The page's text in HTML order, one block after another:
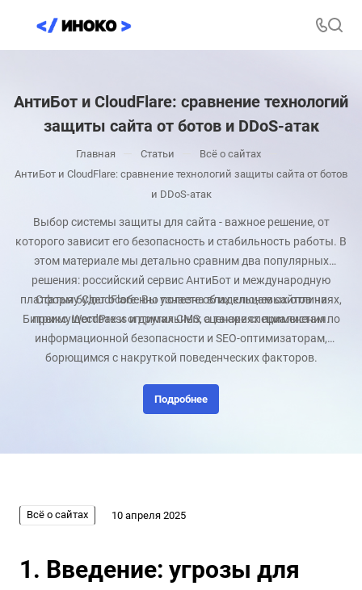
АнтиБот и CloudFlare: сравнение технологий
защиты сайта от ботов и DDoS-атак
Главная Статьи Всё о сайтах
АнтиБот и CloudFlare: сравнение технологий защиты сайта от ботов
и DDoS-атак
Выбор системы защиты для сайта - важное решение, от
которого зависит его безопасность и стабильность работы. В
этом материале мы детально сравним два популярных
решения: российский сервис АнтиБот и международную
платформу CloudFlare. Вы узнаете об их ключевых отличиях,
преимуществах и оптимальных сценариях применения.
Статья будет особенно полезна владельцам сайтов на
Битрикс, WordPress и других CMS, а также специалистам по
информационной безопасности и SEO-оптимизаторам,
борющимся с накруткой поведенческих факторов.
Подробнее
Всё о сайтах 10 апреля 2025
1. Введение: угрозы для